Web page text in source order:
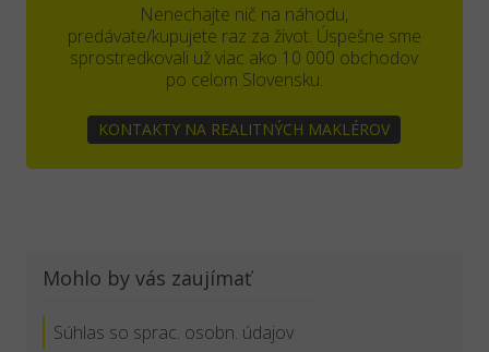
Nenechajte nič na náhodu,
predávate/kupujete raz za život. Úspešne sme
sprostredkovali už viac ako 10 000 obchodov
po celom Slovensku.
KONTAKTY NA REALITNÝCH MAKLÉROV
Mohlo by vás zaujímať
Súhlas so sprac. osobn. údajov